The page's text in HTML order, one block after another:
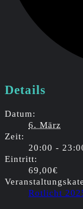
Details
Datum:
6. März
Zeit:
20:00 -
Eintritt:
69,00€
Rotlicht